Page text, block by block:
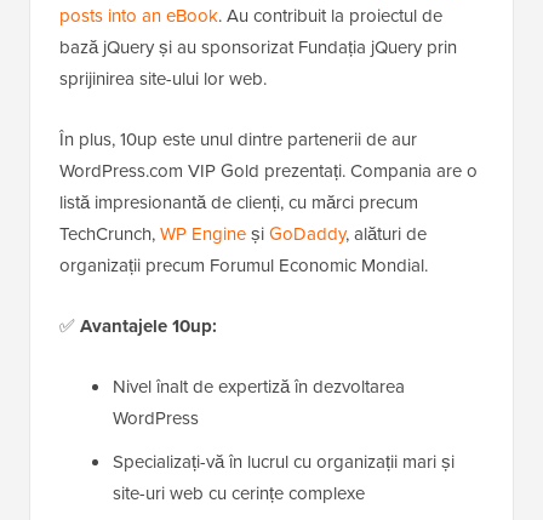
posts into an eBook. Au contribuit la proiectul de
bază jQuery și au sponsorizat Fundația jQuery prin
sprijinirea site-ului lor web.
În plus, 10up este unul dintre partenerii de aur
WordPress.com VIP Gold prezentați. Compania are o
listă impresionantă de clienți, cu mărci precum
TechCrunch,WP EngineșiGoDaddy, alături de
organizații precum Forumul Economic Mondial.
✅Avantajele 10up:
Nivel înalt de expertiză în dezvoltarea
WordPress
Specializați-vă în lucrul cu organizații mari și
site-uri web cu cerințe complexe